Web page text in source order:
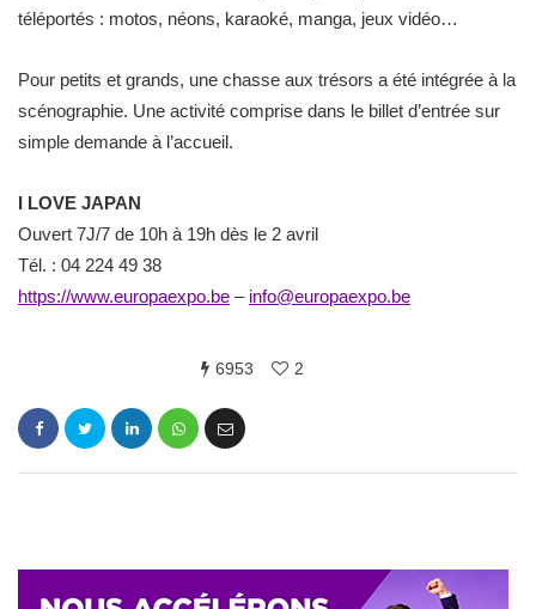
téléportés : motos, néons, karaoké, manga, jeux vidéo…
Pour petits et grands, une chasse aux trésors a été intégrée à la
scénographie. Une activité comprise dans le billet d’entrée sur
simple demande à l’accueil.
I LOVE JAPAN
Ouvert 7J/7 de 10h à 19h dès le 2 avril
Tél. : 04 224 49 38
https://www.europaexpo.be – info@europaexpo.be
6953 2